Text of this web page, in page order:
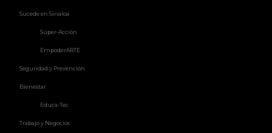
Sucede en Sinaloa
Súper-Acción
EmpoderARTE
Seguridad y Prevención
Bienestar
Educa-Tec
Trabajo y Negocios